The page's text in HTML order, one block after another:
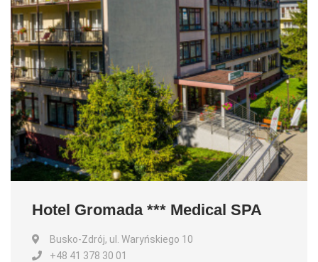
Hotel Gromada *** Medical SPA
Busko-Zdrój, ul. Waryńskiego 10
+48 41 378 30 01